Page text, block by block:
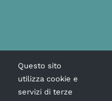
Questo sito
utilizza cookie e
servizi di terze